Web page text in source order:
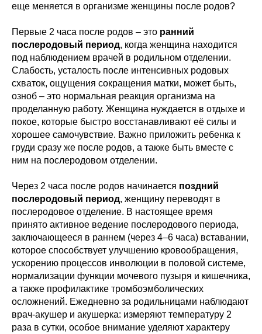
еще меняется в организме женщины после родов?
Первые 2 часа после родов – это ранний
послеродовый период, когда женщина находится
под наблюдением врачей в родильном отделении.
Слабость, усталость после интенсивных родовых
схваток, ощущения сокращения матки, может быть,
озноб – это нормальная реакция организма на
проделанную работу. Женщина нуждается в отдыхе и
покое, которые быстро восстанавливают её силы и
хорошее самочувствие. Важно приложить ребенка к
груди сразу же после родов, а также быть вместе с
ним на послеродовом отделении.
Через 2 часа после родов начинается поздний
послеродовый период, женщину переводят в
послеродовое отделение. В настоящее время
принято активное ведение послеродового периода,
заключающееся в раннем (через 4–6 часа) вставании,
которое способствует улучшению кровообращения,
ускорению процессов инволюции в половой системе,
нормализации функции мочевого пузыря и кишечника,
а также профилактике тромбоэмболических
осложнений. Ежедневно за родильницами наблюдают
врач-акушер и акушерка: измеряют температуру 2
раза в сутки, особое внимание уделяют характеру